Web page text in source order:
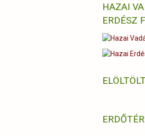
HAZAI
ERDÉSZ